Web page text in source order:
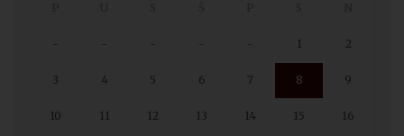
1 2
3 4 5 6 7 8 9
10 11 12 13 14 15 16